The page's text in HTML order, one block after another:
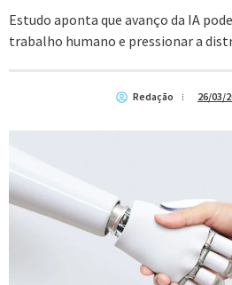
Estudo aponta que avanço da IA
trabalho humano e pressionar a
Redação 26/03/